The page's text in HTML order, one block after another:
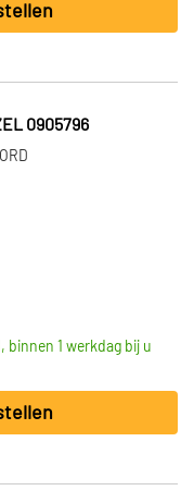
0905796
binnen 1 werkdag bij u